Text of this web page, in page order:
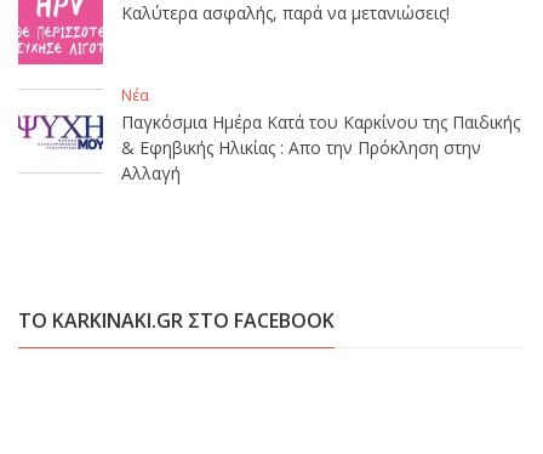
Καλύτερα ασφαλής, παρά να μετανιώσεις!
Νέα
Παγκόσμια Ημέρα Κατά του Καρκίνου της Παιδικής
& Εφηβικής Ηλικίας : Απο την Πρόκληση στην
Αλλαγή
ΤΟ KARKINAKI.GR ΣΤΟ FACEBOOK